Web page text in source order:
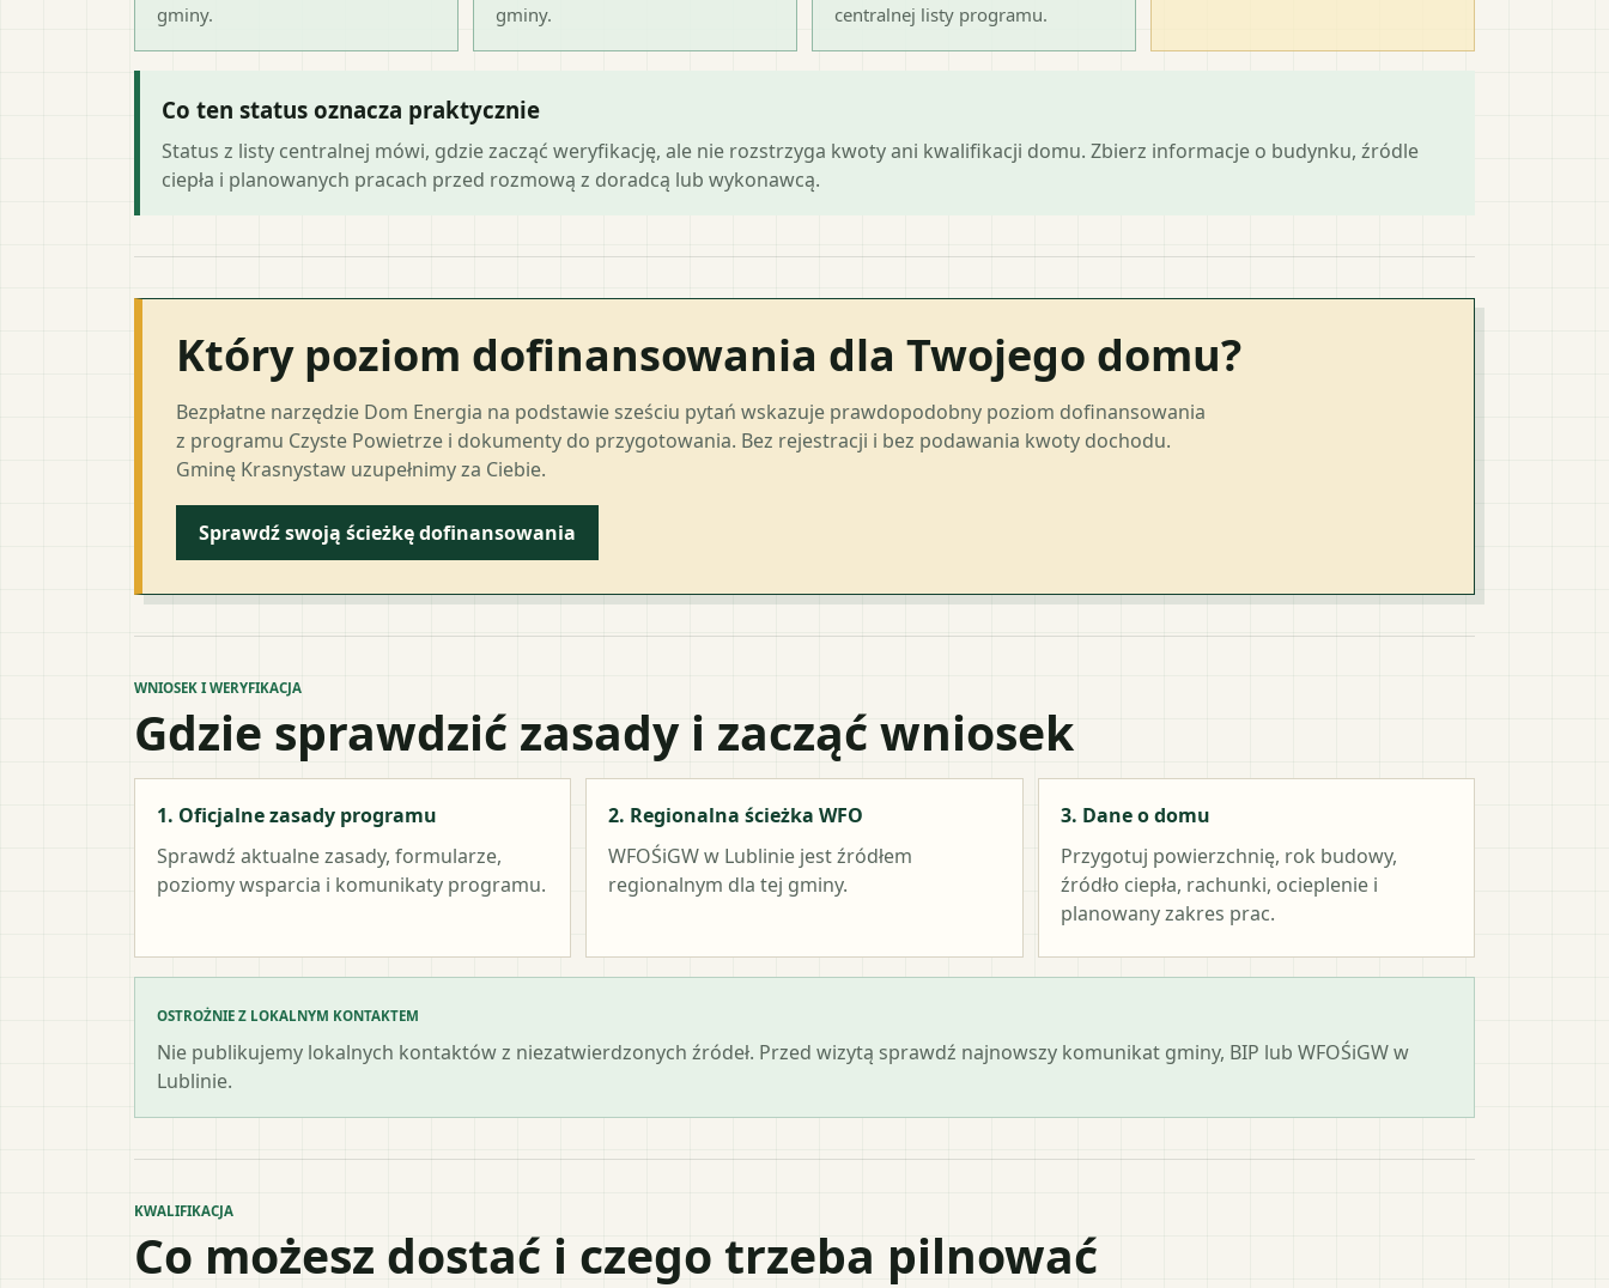
gminy.
gminy.
centralnej listy programu.
Co ten status oznacza praktycznie
Status z listy centralnej mówi, gdzie zacząć weryfikację, ale nie rozstrzyga kwoty ani kwalifikacji domu. Zbierz informacje o budynku, źródle
ciepła i planowanych pracach przed rozmową z doradcą lub wykonawcą.
Który poziom dofinansowania dla Twojego domu?
Bezpłatne narzędzie Dom Energia na podstawie sześciu pytań wskazuje prawdopodobny poziom dofinansowania
z programu Czyste Powietrze i dokumenty do przygotowania. Bez rejestracji i bez podawania kwoty dochodu.
Gminę Krasnystaw uzupełnimy za Ciebie.
Sprawdź swoją ścieżkę dofinansowania
WNIOSEK I WERYFIKACJA
Gdzie sprawdzić zasady i zacząć wniosek
1. Oficjalne zasady programu
Sprawdź aktualne zasady, formularze,
poziomy wsparcia i komunikaty programu.
2. Regionalna ścieżka WFO
WFOŚiGW w Lublinie jest źródłem
regionalnym dla tej gminy.
3. Dane o domu
Przygotuj powierzchnię, rok budowy,
źródło ciepła, rachunki, ocieplenie i
planowany zakres prac.
OSTROŻNIE Z LOKALNYM KONTAKTEM
Nie publikujemy lokalnych kontaktów z niezatwierdzonych źródeł. Przed wizytą sprawdź najnowszy komunikat gminy, BIP lub WFOŚiGW w
Lublinie.
KWALIFIKACJA
Co możesz dostać i czego trzeba pilnować